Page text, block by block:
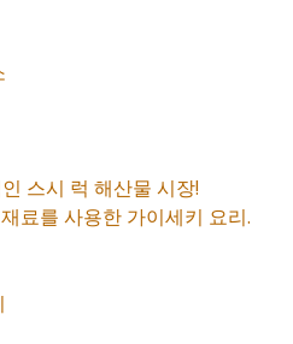
스시 럭 해산물 시장!
료를 사용한 가이세키 요리.